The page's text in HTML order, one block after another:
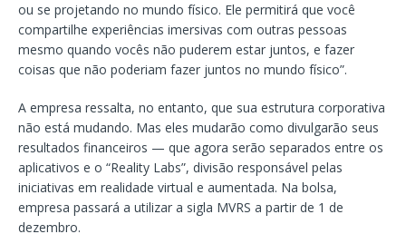
ou se projetando no mundo físico. Ele permitirá que você
compartilhe experiências imersivas com outras pessoas
mesmo quando vocês não puderem estar juntos, e fazer
coisas que não poderiam fazer juntos no mundo físico”.
A empresa ressalta, no entanto, que sua estrutura corporativa
não está mudando. Mas eles mudarão como divulgarão seus
resultados financeiros — que agora serão separados entre os
aplicativos e o “Reality Labs”, divisão responsável pelas
iniciativas em realidade virtual e aumentada. Na bolsa,
empresa passará a utilizar a sigla MVRS a partir de 1 de
dezembro.